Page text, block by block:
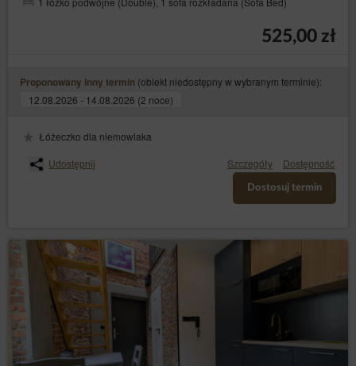
525,00 zł
Proponowany inny termin (obiekt niedostępny w wybranym terminie):
12.08.2026 - 14.08.2026 (2 noce)
Łóżeczko dla niemowlaka
Udostępnij
Szczegóły Dostępność
Dostosuj termin